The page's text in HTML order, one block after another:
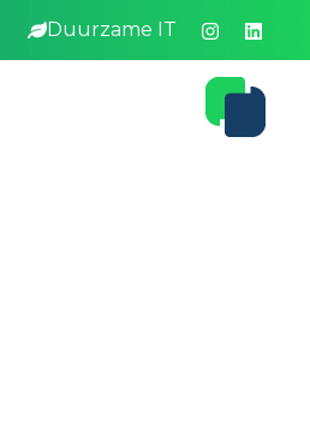
Duurzame IT